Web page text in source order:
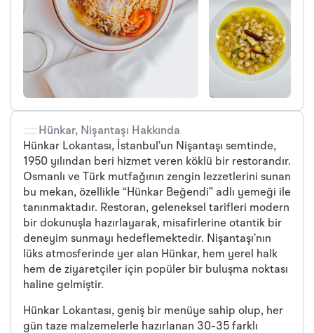
Hünkar, Nişantaşı Hakkında
Hünkar Lokantası, İstanbul’un Nişantaşı semtinde,
1950 yılından beri hizmet veren köklü bir restorandır.
Osmanlı ve Türk mutfağının zengin lezzetlerini sunan
bu mekan, özellikle “Hünkar Beğendi” adlı yemeği ile
tanınmaktadır. Restoran, geleneksel tarifleri modern
bir dokunuşla hazırlayarak, misafirlerine otantik bir
deneyim sunmayı hedeflemektedir. Nişantaşı’nın
lüks atmosferinde yer alan Hünkar, hem yerel halk
hem de ziyaretçiler için popüler bir buluşma noktası
haline gelmiştir.
Hünkar Lokantası, geniş bir menüye sahip olup, her
gün taze malzemelerle hazırlanan 30-35 farklı